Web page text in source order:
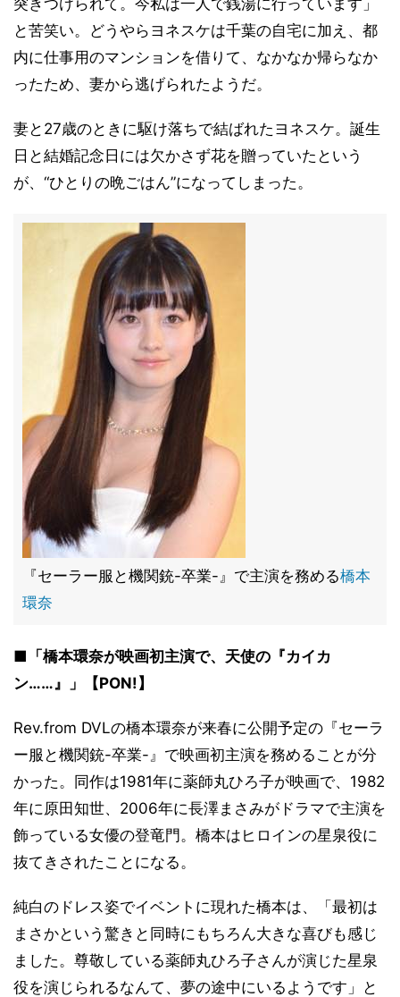
突きつけられて。今私は一人で銭湯に行っています」
と苦笑い。どうやらヨネスケは千葉の自宅に加え、都
内に仕事用のマンションを借りて、なかなか帰らなか
ったため、妻から逃げられたようだ。
妻と27歳のときに駆け落ちで結ばれたヨネスケ。誕生
日と結婚記念日には欠かさず花を贈っていたという
が、“ひとりの晩ごはん”になってしまった。
『セーラー服と機関銃-卒業-』で主演を務める橋本
環奈
■「橋本環奈が映画初主演で、天使の『カイカ
ン……』」【PON!】
Rev.from DVLの橋本環奈が来春に公開予定の『セーラ
ー服と機関銃-卒業-』で映画初主演を務めることが分
かった。同作は1981年に薬師丸ひろ子が映画で、1982
年に原田知世、2006年に長澤まさみがドラマで主演を
飾っている女優の登竜門。橋本はヒロインの星泉役に
抜てきされたことになる。
純白のドレス姿でイベントに現れた橋本は、「最初は
まさかという驚きと同時にもちろん大きな喜びも感じ
ました。尊敬している薬師丸ひろ子さんが演じた星泉
役を演じられるなんて、夢の途中にいるようです」と